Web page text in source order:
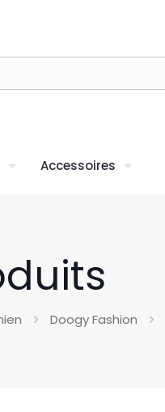
Accessoires
Doogy Fashion